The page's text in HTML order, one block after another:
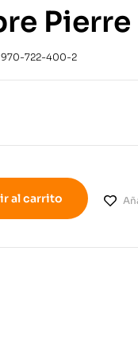
970-722-400-2
al carrito